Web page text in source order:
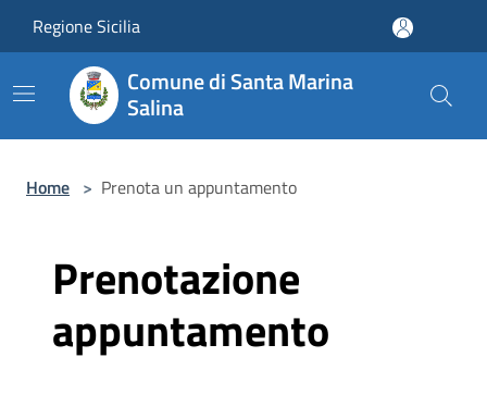
Regione Sicilia
Comune di Santa Marina
Salina
Home > Prenota un appuntamento
Prenotazione
appuntamento